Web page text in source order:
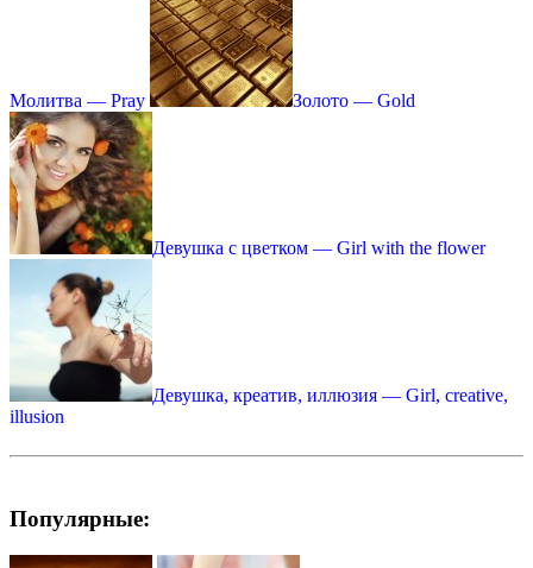
Молитва — Pray Золото — Gold
Девушка с цветком — Girl with the flower
Девушка, креатив, иллюзия — Girl, creative,
illusion
Популярные: